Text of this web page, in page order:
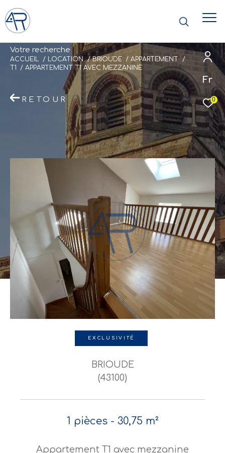
Fr
0
Votre recherche
ACCUEIL LOCATION BRIOUDE
APPARTEMENT
T1
APPARTEMENT T1 AVEC MEZZANINE
RETOUR
EXCLUSIVITÉ
BRIOUDE
(43100)
1 pièces - 30,75 m²
Appartement T1 avec mezzanine